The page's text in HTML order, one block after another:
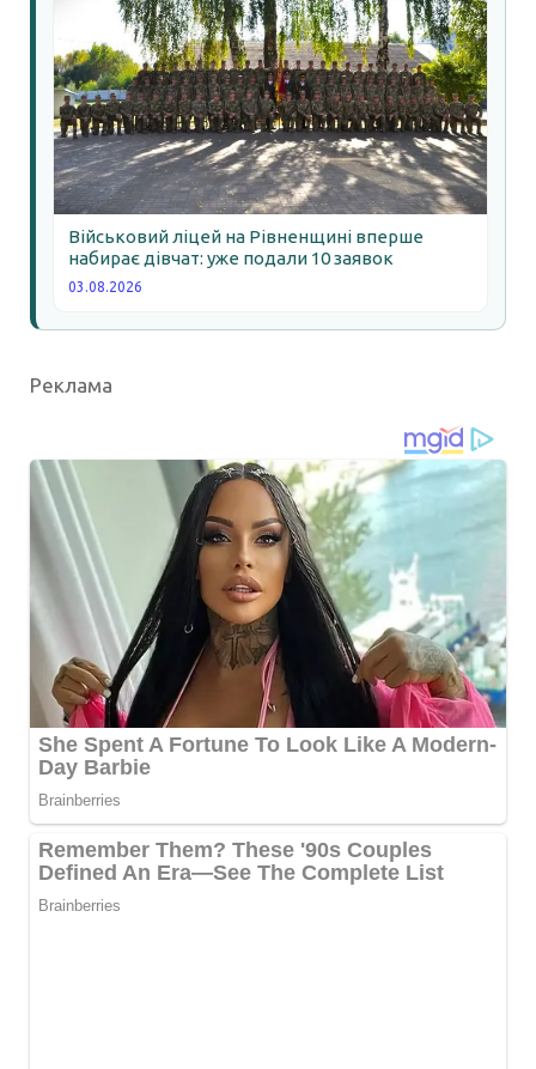
Військовий ліцей на Рівненщині вперше
набирає дівчат: уже подали 10 заявок
03.08.2026
Реклама